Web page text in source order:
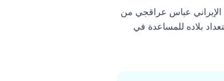
عباس عراقجي من
بلاده للمساعدة في